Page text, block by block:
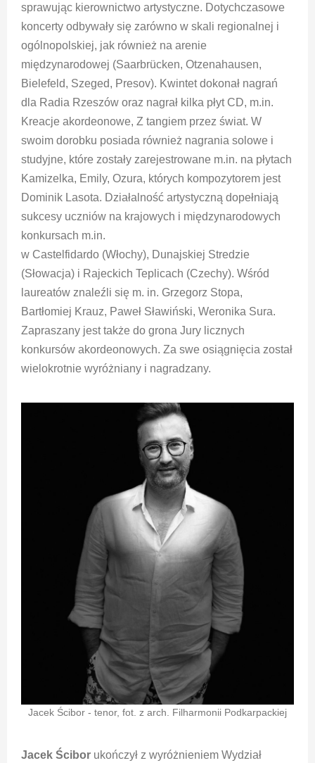
sprawując kierownictwo artystyczne. Dotychczasowe
koncerty odbywały się zarówno w skali regionalnej i
ogólnopolskiej, jak również na arenie
międzynarodowej (Saarbrücken, Otzenahausen,
Bielefeld, Szeged, Presov). Kwintet dokonał nagrań
dla Radia Rzeszów oraz nagrał kilka płyt CD, m.in.
Kreacje akordeonowe, Z tangiem przez świat. W
swoim dorobku posiada również nagrania solowe i
studyjne, które zostały zarejestrowane m.in. na płytach
Kamizelka, Emily, Ozura, których kompozytorem jest
Dominik Lasota. Działalność artystyczną dopełniają
sukcesy uczniów na krajowych i międzynarodowych
konkursach m.in.
w Castelfidardo (Włochy), Dunajskiej Stredzie
(Słowacja) i Rajeckich Teplicach (Czechy). Wśród
laureatów znaleźli się m. in. Grzegorz Stopa,
Bartłomiej Krauz, Paweł Sławiński, Weronika Sura.
Zapraszany jest także do grona Jury licznych
konkursów akordeonowych. Za swe osiągnięcia został
wielokrotnie wyróżniany i nagradzany.
Jacek Ścibor - tenor, fot. z arch. Filharmonii Podkarpackiej
Jacek Ścibor ukończył z wyróżnieniem Wydział